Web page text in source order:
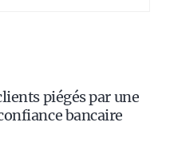
piégés par une
bancaire